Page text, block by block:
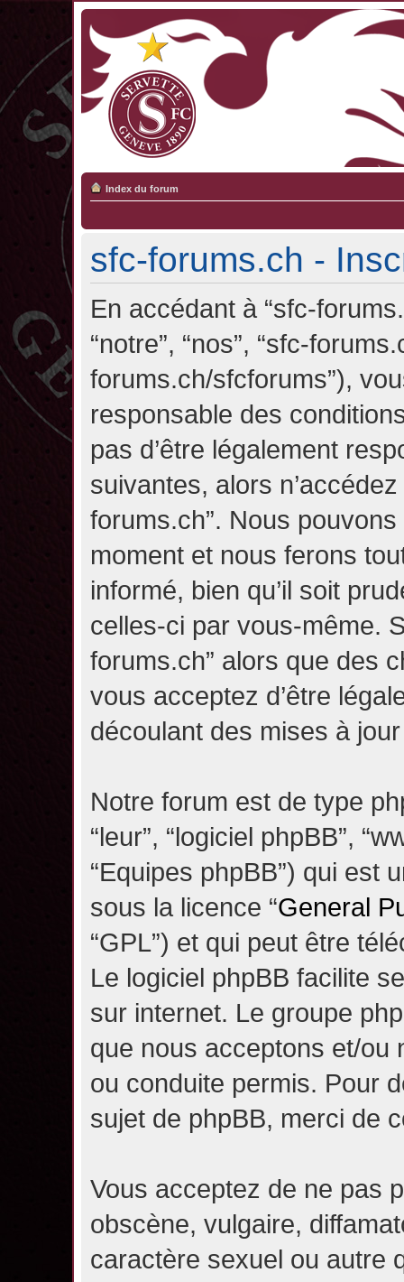
Index du forum
sfc-forums.ch -
En accédant à “sfc-
“notre”, “nos”, “sfc-
forums.ch/sfcforums”),
responsable des
pas d’être légalement
suivantes, alors
forums.ch”. Nous
moment et nous ferons
informé, bien qu’il soit
celles-ci par vous-même.
forums.ch” alors que des
vous acceptez d’être
découlant des mises à
Notre forum est de type
“leur”, “logiciel phpBB”,
“Equipes phpBB”) qui est
sous la licence “General
“GPL”) et qui peut être
Le logiciel phpBB facilite
sur internet. Le groupe
que nous acceptons et/ou
ou conduite permis. Pour
sujet de phpBB, merci de
Vous acceptez de ne pas
obscène, vulgaire,
caractère sexuel ou autre